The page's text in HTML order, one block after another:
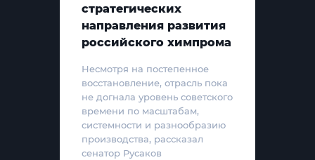
стратегических
направления развития
российского химпрома
Несмотря на постепенное
восстановление, отрасль пока
не догнала уровень советского
времени по масштабам,
системности и разнообразию
производства, рассказал
сенатор Русаков